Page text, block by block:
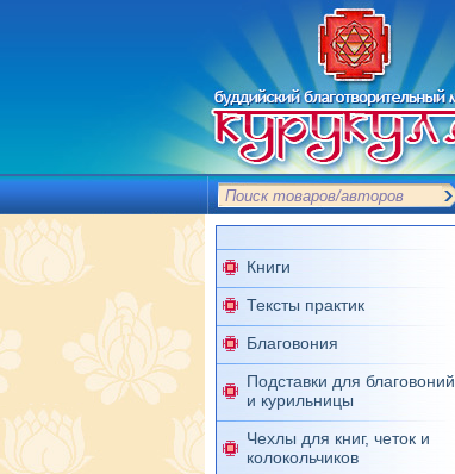
Книги
Тексты практик
Благовония
Подставки для благовоний
и курильницы
Чехлы для книг, четок и
колокольчиков